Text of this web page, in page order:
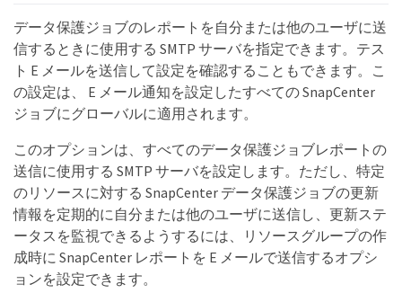
データ保護ジョブのレポートを自分または他のユーザに送
信するときに使用する SMTP サーバを指定できます。テス
ト E メールを送信して設定を確認することもできます。こ
の設定は、 E メール通知を設定したすべての SnapCenter
ジョブにグローバルに適用されます。
このオプションは、すべてのデータ保護ジョブレポートの
送信に使用する SMTP サーバを設定します。ただし、特定
のリソースに対する SnapCenter データ保護ジョブの更新
情報を定期的に自分または他のユーザに送信し、更新ステ
ータスを監視できるようするには、リソースグループの作
成時に SnapCenter レポートを E メールで送信するオプシ
ョンを設定できます。